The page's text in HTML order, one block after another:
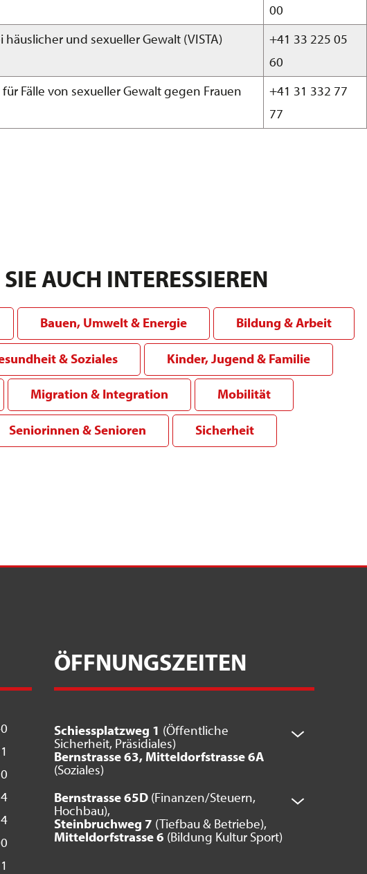
00
und sexueller Gewalt (VISTA)
+41 33 225 05
60
Fälle von sexueller Gewalt gegen Frauen
+41 31 332 77
77
AUCH INTERESSIEREN
Bauen, Umwelt & Energie Bildung & Arbeit
& Soziales Kinder, Jugend & Familie
Migration & Integration Mobilität
Seniorinnen & Senioren Sicherheit
ÖFFNUNGSZEITEN
Schiessplatzweg 1 (Öffentliche
Sicherheit, Präsidiales)
Bernstrasse 63, Mitteldorfstrasse 6A
(Soziales)
Bernstrasse 65D(Finanzen/Steuern,
Hochbau),
Steinbruchweg 7 (Tiefbau & Betriebe),
Mitteldorfstrasse 6 (Bildung Kultur Sport)